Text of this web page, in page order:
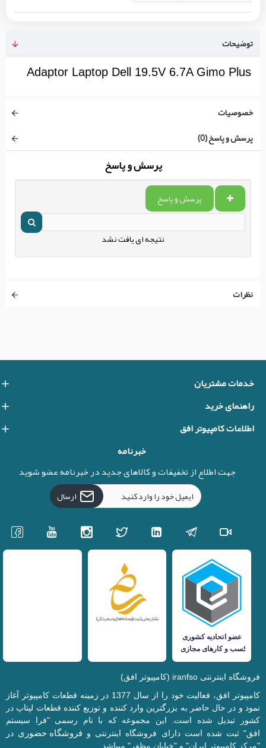
توضیحات
Adaptor Laptop Dell 19.5V 6.7A Gimo Plus
خصوصیات
پرسش و پاسخ (0)
پرسش و پاسخ
پرسش و پاسخ
نتیجه ای یافت نشد
نظرات
خدمات مشتریان
راهنمای خرید
اطلاعات کامپیوتر افق
خبرنامه
جهت اطلاع از تخفیفات و کالاهای جدید در خبرنامه عضو شوید
ارسال
فروشگاه اینترنتی iranfso (کامپیوتر افق)
کامپیوتر افق، فعالیت خود را از سال 1377 در زمینه قطعات کامپیوتر آغاز
نمود و در حال حاضر به بزرگترین وارد کننده و توزیع کننده قطعات لپتاپ در
کشور تبدیل شده است. این مجموعه که با نام رسمی "فرا سیستم
افق" ثبت شده است دارای فروشگاه اینترنتی و فروشگاه حضوری در
"مرکز کامپیوتر ایران" و "خیابان مظفر" میباشد.